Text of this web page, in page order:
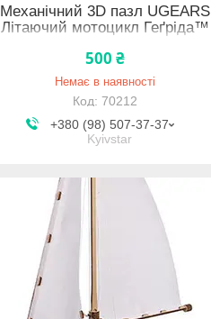
Механічний 3D пазл UGEARS
Літаючий мотоцикл Геґріда™
500 ₴
Немає в наявності
70212
+380 (98) 507-37-37
Kyivstar